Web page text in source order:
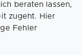
beraten lassen,
zugeht. Hier
Fehler